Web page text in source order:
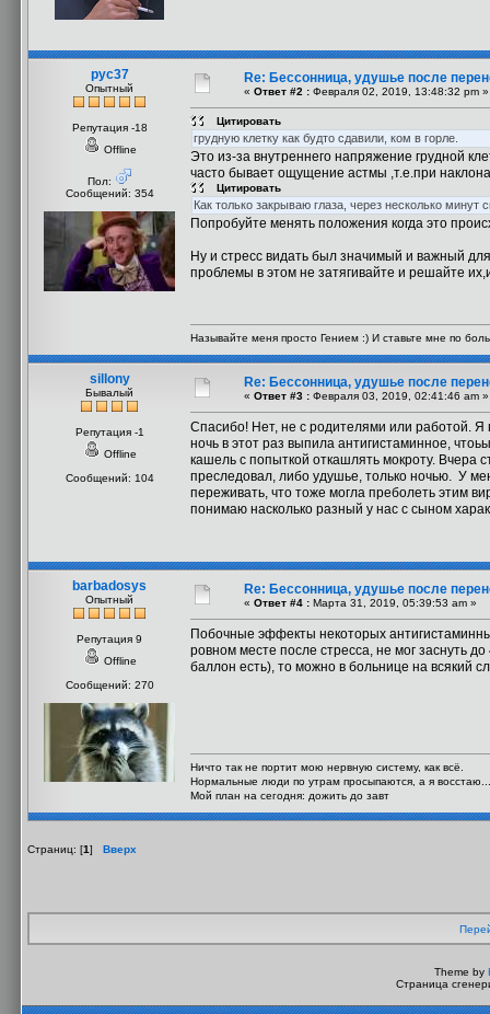
рус37
Опытный
Репутация -18
Offline
Пол:
Сообщений: 354
Re: Бессонница, удушье после
« Ответ #2 : Февраля 02, 2019, 13:48:32 pm »
Цитировать
грудную клетку как будто сдавили, ком в горле.
Это из-за внутреннего напряжение грудной
часто бывает ощущение астмы ,т.е.при
Цитировать
Как только закрываю глаза, через несколько
Попробуйте менять положения когда это
Ну и стресс видать был значимый и важный
проблемы в этом не затягивайте и решайте
Называйте меня просто Гением :) И ставьте мне по
sillony
Бывалый
Репутация -1
Offline
Сообщений: 104
Re: Бессонница, удушье после
« Ответ #3 : Февраля 03, 2019, 02:41:46 am »
Спасибо! Нет, не с родителями или работой. Я
ночь в этот раз выпила антигистаминное,
кашель с попыткой откашлять мокроту. Вчера
преследовал, либо удушье, только ночью. У
переживать, что тоже могла преболеть этим
понимаю насколько разный у нас с сыном
barbadosys
Опытный
Репутация 9
Offline
Сообщений: 270
Re: Бессонница, удушье после
« Ответ #4 : Марта 31, 2019, 05:39:53 am »
Побочные эффекты некоторых
ровном месте после стресса, не мог заснуть
баллон есть), то можно в больнице на всякий
Ничто так не портит мою нервную систему, как всё.
Нормальные люди по утрам просыпаются, а я восстаю...
Мой план на сегодня: дожить до завт
Страниц: [1] Вверх
Theme by
Страница